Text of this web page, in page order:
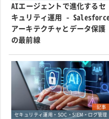
AIエージェントで進化するセ
キュリティ運用 -
アーキテクチャとデータ保護
の最前線
記事
セキュリティ運用・SOC・SIEM・ログ管理